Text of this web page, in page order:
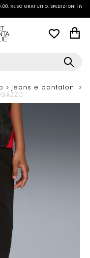
RESO GRATUITO. SPEDIZIONI in
jeans e pantaloni